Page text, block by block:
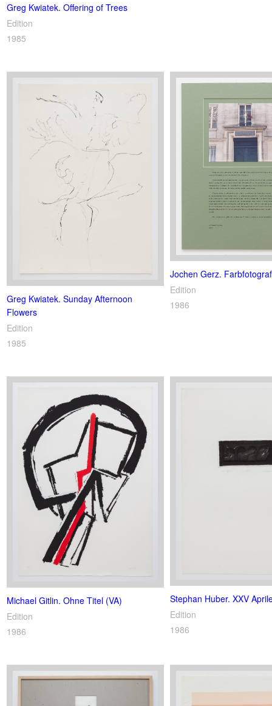
Greg Kwiatek. Offering of Trees
Edition
1985
Greg Kwiatek. Sunday Afternoon
Flowers
Edition
1985
Jochen Gerz.
Edition
1986
Michael Gitlin. Ohne Titel (VA)
Edition
1986
Stephan Huber. XXV
Edition
1986